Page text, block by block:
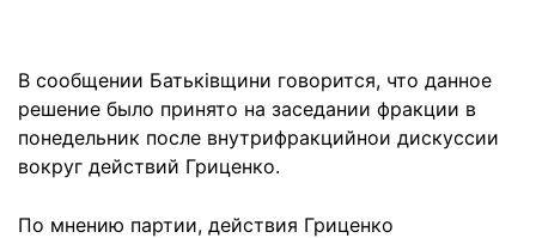
В сообщении Батьківщини говорится, что данное
решение было принято на заседании фракции в
понедельник после внутрифракцийнои дискуссии
вокруг действий Гриценко.
По мнению партии, действия Гриценко